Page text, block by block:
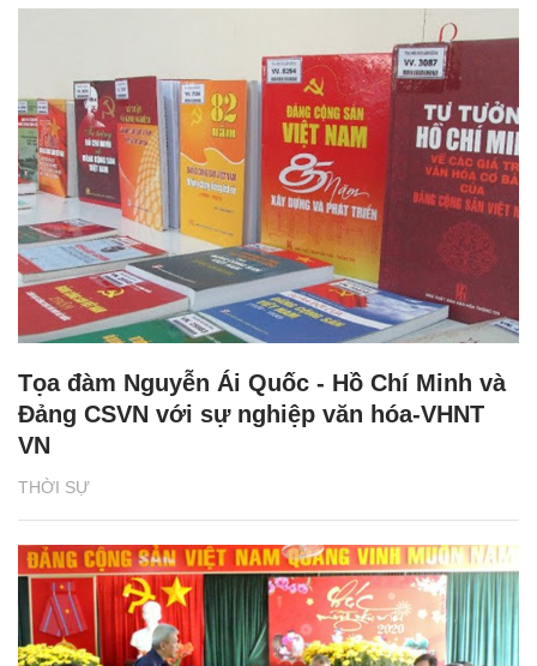
THỜI SỰ
Tọa đàm Nguyễn Ái Quốc - Hồ Chí Minh và
Đảng CSVN với sự nghiệp văn hóa-VHNT
VN